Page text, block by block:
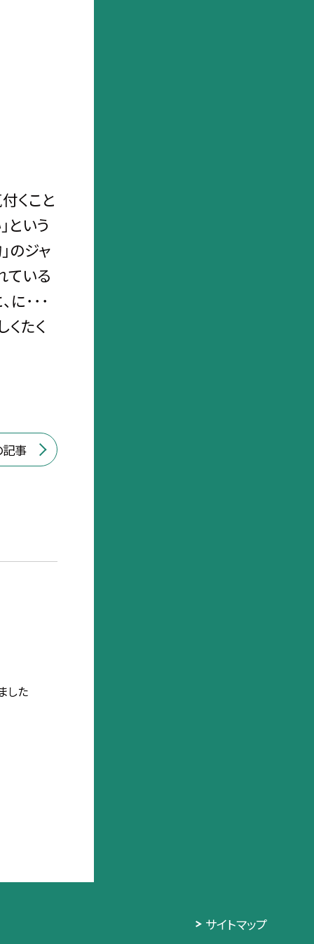
くこと
という
のジャ
ている
に･･･
くたく
記事
した
サイトマップ